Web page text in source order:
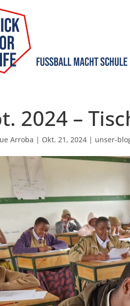
2024 –
Arroba | Okt. 21, 2024 | unser-